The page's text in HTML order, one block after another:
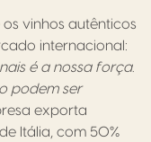
vinhos autênticos
internacional:
é a nossa força.
podem ser
exporta
Itália, com 50%